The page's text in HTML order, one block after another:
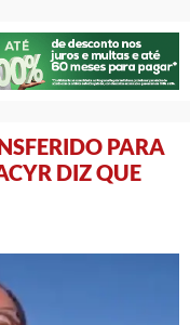
PARA
DIZ QUE